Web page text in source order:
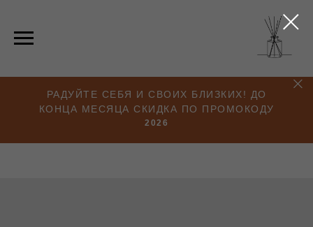
РАДУЙТЕ СЕБЯ И СВОИХ БЛИЗКИХ! ДО
КОНЦА МЕСЯЦА СКИДКА ПО ПРОМОКОДУ
2026